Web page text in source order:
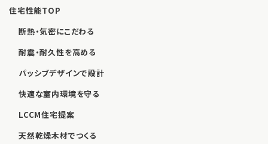
住宅性能TOP
断熱・気密にこだわる
耐震・耐久性を高める
パッシブデザインで設計
快適な室内環境を守る
LCCM住宅提案
天然乾燥木材でつくる